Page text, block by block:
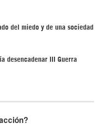
del miedo y de una sociedad
desencadenar III Guerra